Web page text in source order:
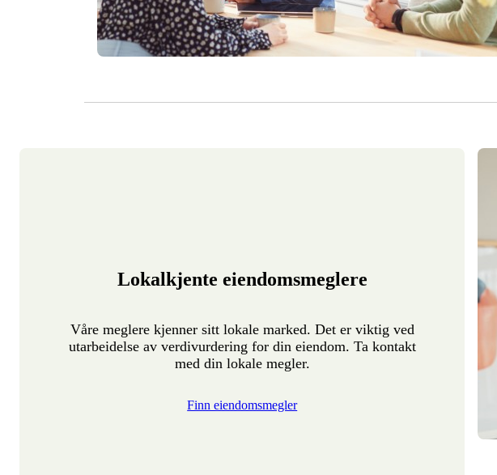
Lokalkjente eiendomsmeglere
Våre meglere kjenner sitt lokale marked. Det er viktig ved
utarbeidelse av verdivurdering for din eiendom. Ta kontakt
med din lokale megler.
Finn eiendomsmegler